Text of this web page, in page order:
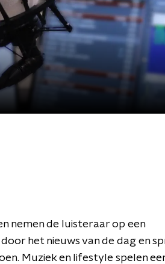
nemen de luisteraar op een
het nieuws van de dag en
Muziek en lifestyle spelen